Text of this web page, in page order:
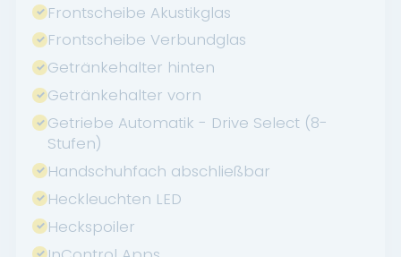
Frontscheibe Akustikglas
Frontscheibe Verbundglas
Getränkehalter hinten
Getränkehalter vorn
Getriebe Automatik - Drive Select (8-
Stufen)
Handschuhfach abschließbar
Heckleuchten LED
Heckspoiler